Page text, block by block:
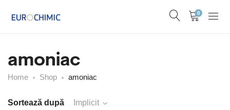
0
amoniac
Home Shop amoniac
Sortează după Implicit